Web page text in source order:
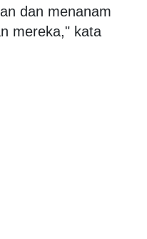
dan menanam
mereka," kata